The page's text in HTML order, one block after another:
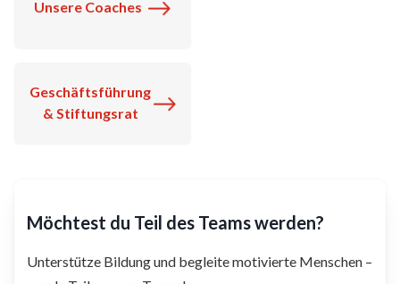
Unsere Coaches
Geschäftsführung
& Stiftungsrat
Möchtest du Teil des Teams werden?
Unterstütze Bildung und begleite motivierte Menschen –